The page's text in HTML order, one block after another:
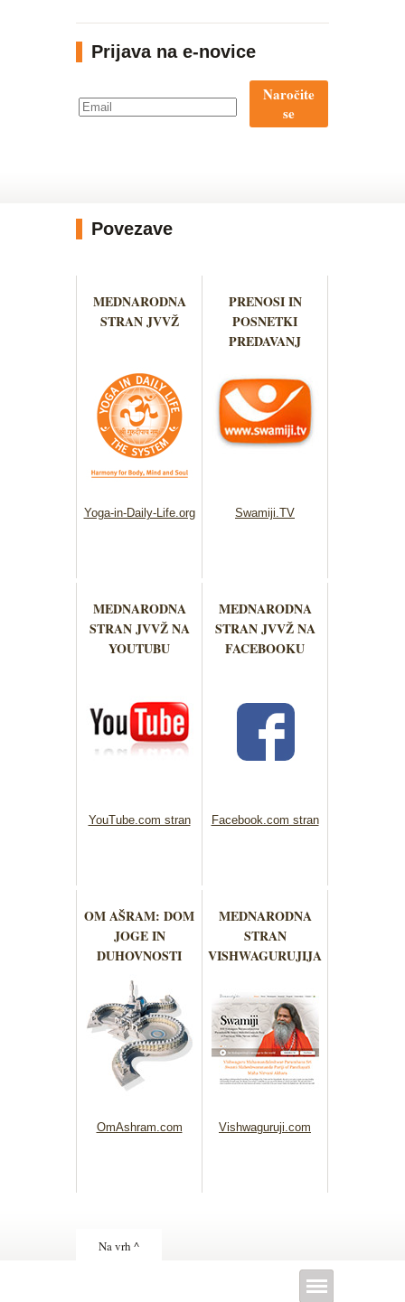
Prijava na e-novice
Naročite
se
Povezave
MEDNARODNA
STRAN JVVŽ
Yoga-in-Daily-Life.org
PRENOSI IN
POSNETKI
PREDAVANJ
Swamiji.TV
MEDNARODNA
STRAN JVVŽ NA
YOUTUBU
YouTube.com stran
MEDNARODNA
STRAN JVVŽ NA
FACEBOOKU
Facebook.com stran
OM AŠRAM: DOM
JOGE IN
DUHOVNOSTI
OmAshram.com
MEDNARODNA
STRAN
VISHWAGURUJIJA
Vishwaguruji.com
Na vrh ^